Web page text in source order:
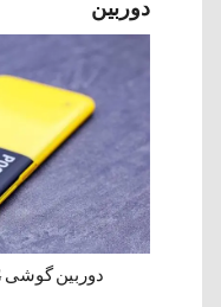
دوربین
دوربین گوشی Poco M3 PRO 5G شیائومی